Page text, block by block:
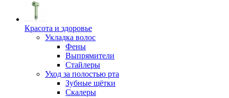
Красота и здоровье
Укладка волос
Фены
Выпрямители
Стайлеры
Уход за полостью рта
Зубные щётки
Скалеры